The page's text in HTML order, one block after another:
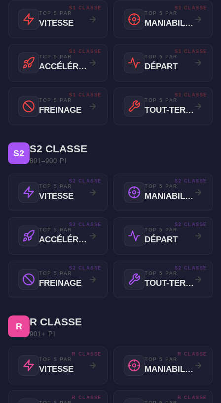
TOP 5 PAR
VITESSE
S1 CLASSE
TOP 5 PAR
MANIABILITÉ
S1 CLASSE
TOP 5 PAR
ACCÉLÉRATION
S1 CLASSE
TOP 5 PAR
DÉPART
S1 CLASSE
TOP 5 PAR
FREINAGE
S1 CLASSE
TOP 5 PAR
TOUT-TERRAIN
S1 CLASSE
S2 S2 CLASSE
801–900 PI
TOP 5 PAR
VITESSE
S2 CLASSE
TOP 5 PAR
MANIABILITÉ
S2 CLASSE
TOP 5 PAR
ACCÉLÉRATION
S2 CLASSE
TOP 5 PAR
DÉPART
S2 CLASSE
TOP 5 PAR
FREINAGE
S2 CLASSE
TOP 5 PAR
TOUT-TERRAIN
S2 CLASSE
R R CLASSE
901+ PI
TOP 5 PAR
VITESSE
R CLASSE
TOP 5 PAR
MANIABILITÉ
R CLASSE
R CLASSE R CLASSE